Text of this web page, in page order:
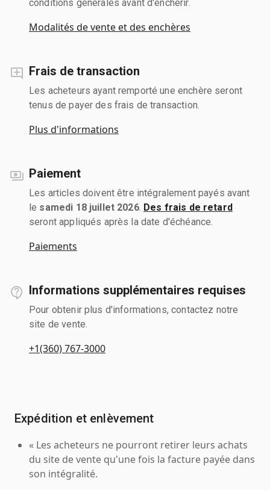
conditions générales avant d'enchérir.
Modalités de vente et des enchères
Frais de transaction
Les acheteurs ayant remporté une enchère seront
tenus de payer des frais de transaction.
Plus d'informations
Paiement
Les articles doivent être intégralement payés avant
le samedi 18 juillet 2026. Des frais de retard
seront appliqués après la date d'échéance.
Paiements
Informations supplémentaires requises
Pour obtenir plus d'informations, contactez notre
site de vente.
+1(360) 767-3000
Expédition et enlèvement
« Les acheteurs ne pourront retirer leurs achats
du site de vente qu'une fois la facture payée dans
son intégralité.